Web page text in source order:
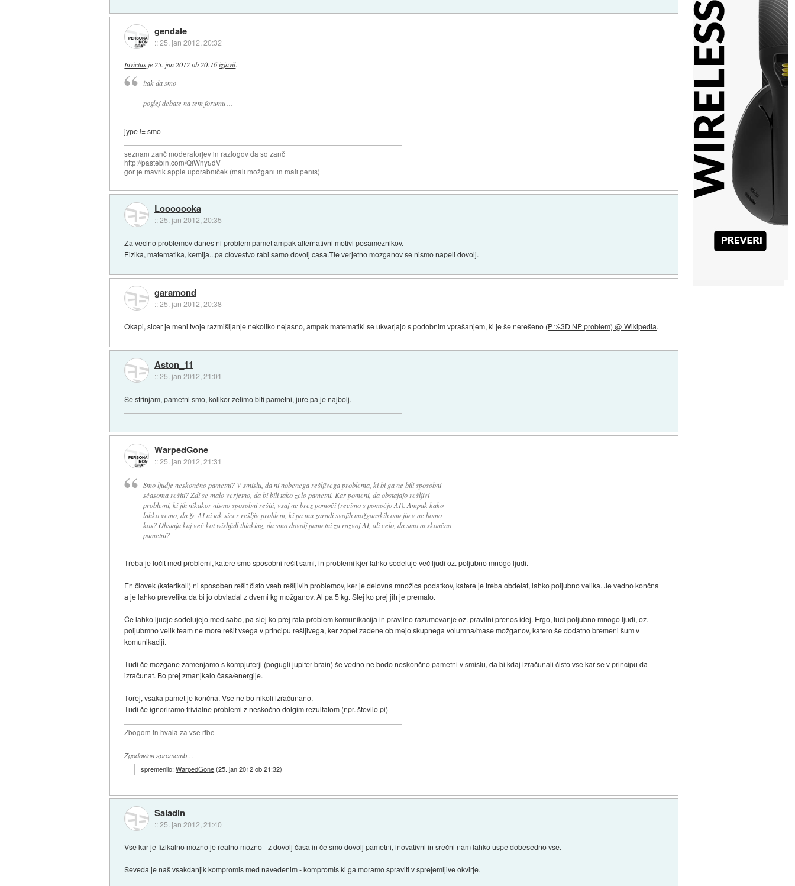
gendale
::25. jan 2012, 20:32
Invictusje25. jan 2012 ob 20:16 izjavil:
itak da smo
poglej debate na tem forumu ...
jype != smo
seznam zanč moderatorjev in razlogov da so zanč
http://pastebin.com/QiWny5dV
gor je mavrik apple uporabniček (mali možgani in mali penis)
Looooooka
::25. jan 2012, 20:35
Za vecino problemov danes ni problem pamet ampak alternativni motivi posameznikov.
Fizika, matematika, kemija...pa clovestvo rabi samo dovolj casa.Tle verjetno mozganov se nismo napeli dovolj.
garamond
::25. jan 2012, 20:38
Okapi, sicer je meni tvoje razmišljanje nekoliko nejasno, ampak matematiki se ukvarjajo s podobnim vprašanjem, ki je še nerešeno (P %3D NP problem) @ Wikipedia.
Aston_11
::25. jan 2012, 21:01
Se strinjam, pametni smo, kolikor želimo biti pametni, jure pa je najbolj.
WarpedGone
::25. jan 2012, 21:31
Smo ljudje neskončno pametni? V smislu, da ni nobenega rešljivega problema, ki bi ga ne bili sposobni
sčasoma rešiti? Zdi se malo verjetno, da bi bili tako zelo pametni. Kar pomeni, da obstajajo rešljivi
problemi, ki jih nikakor nismo sposobni rešiti, vsaj ne brez pomoči (recimo s pomočjo AI). Ampak kako
lahko vemo, da že AI ni tak sicer rešljiv problem, ki pa mu zaradi svojih možganskih omejitev ne bomo
kos? Obstaja kaj več kot wishfull thinking, da smo dovolj pametni za razvoj AI, ali celo, da smo neskončno
pametni?
Treba je ločit med problemi, katere smo sposobni rešit sami, in problemi kjer lahko sodeluje več ljudi oz. poljubno mnogo ljudi.
En človek (katerikoli) ni sposoben rešit čisto vseh rešljivih problemov, ker je delovna množica podatkov, katere je treba obdelat, lahko poljubno velika. Je vedno končna
a je lahko prevelika da bi jo obvladal z dvemi kg možganov. Al pa 5 kg. Slej ko prej jih je premalo.
Če lahko ljudje sodelujejo med sabo, pa slej ko prej rata problem komunikacija in pravilno razumevanje oz. pravilni prenos idej. Ergo, tudi poljubno mnogo ljudi, oz.
poljubmno velik team ne more rešit vsega v principu rešljivega, ker zopet zadene ob mejo skupnega volumna/mase možganov, katero še dodatno bremeni šum v
komunikaciji.
Tudi če možgane zamenjamo s kompjuterji (pogugli jupiter brain) še vedno ne bodo neskončno pametni v smislu, da bi kdaj izračunali čisto vse kar se v principu da
izračunat. Bo prej zmanjkalo časa/energije.
Torej, vsaka pamet je končna. Vse ne bo nikoli izračunano.
Tudi če ignoriramo trivialne problemi z neskočno dolgim rezultatom (npr. število pi)
Zbogom in hvala za vse ribe
Zgodovina sprememb…
spremenilo:WarpedGone(25. jan 2012 ob 21:32)
Saladin
::25. jan 2012, 21:40
Vse kar je fizikalno možno je realno možno - z dovolj časa in če smo dovolj pametni, inovativni in srečni nam lahko uspe dobesedno vse.
Seveda je naš vsakdanjik kompromis med navedenim - kompromis ki ga moramo spraviti v sprejemljive okvirje.